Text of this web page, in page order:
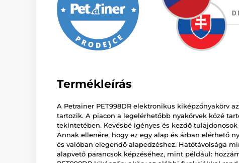
Termékleírás
A Petrainer PET998DR elektronikus kiképzőnyakörv
tartozik. A piacon a legelérhetőbb nyakörvek közé
tekintetében. Kevésbé igényes és kezdő
Annak ellenére, hogy ez egy alap és árban elérhető
és valóban elegendő alapedzéshez. Hatótávolsága
alapvető parancsok képzéséhez, mint például: